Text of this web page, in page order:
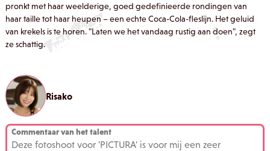
pronkt met haar weelderige, goed gedefinieerde rondingen van
haar taille tot haar heupen – een echte Coca-Cola-fleslijn. Het geluid
van krekels is te horen. "Laten we het vandaag rustig aan doen", zegt
ze schattig.
Risako
Commentaar van het talent
Deze fotoshoot voor 'PICTURA' is voor mij een zeer